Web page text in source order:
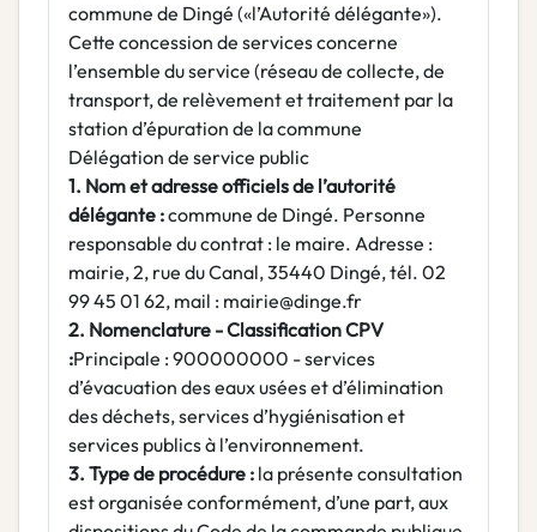
commune de Dingé («l’Autorité délégante»).
Cette concession de services concerne
l’ensemble du service (réseau de collecte, de
transport, de relèvement et traitement par la
station d’épuration de la commune
Délégation de service public
1. Nom et adresse officiels de l’autorité
délégante :commune de Dingé. Personne
responsable du contrat : le maire. Adresse :
mairie, 2, rue du Canal, 35440 Dingé, tél. 02
99 45 01 62, mail : mairie@dinge.fr
2. Nomenclature - Classification CPV
:Principale : 900000000 - services
d’évacuation des eaux usées et d’élimination
des déchets, services d’hygiénisation et
services publics à l’environnement.
3. Type de procédure : la présente consultation
est organisée conformément, d’une part, aux